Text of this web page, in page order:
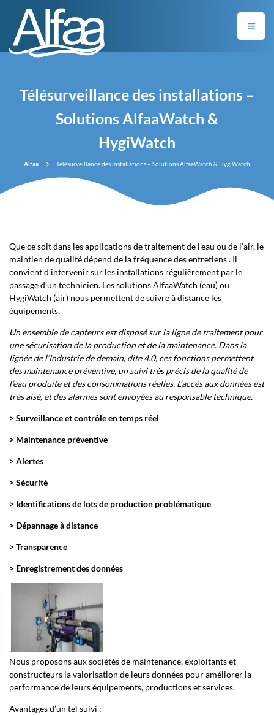
Télésurveillance des installations –
Solutions AlfaaWatch &
HygiWatch
Alfaa Télésurveillance des installations – Solutions AlfaaWatch & HygiWatch
Que ce soit dans les applications de traitement de l’eau ou de l’air, le
maintien de qualité dépend de la fréquence des entretiens . Il
convient d’intervenir sur les installations régulièrement par le
passage d’un technicien. Les solutions AlfaaWatch (eau) ou
HygiWatch (air) nous permettent de suivre à distance les
équipements.
Un ensemble de capteurs est disposé sur la ligne de traitement pour
une sécurisation de la production et de la maintenance. Dans la
lignée de l’Industrie de demain, dite 4.0, ces fonctions permettent
des maintenance préventive, un suivi très précis de la qualité de
l’eau produite et des consommations réelles. L’accès aux données est
très aisé, et des alarmes sont envoyées au responsable technique.
> Surveillance et contrôle en temps réel
> Maintenance préventive
> Alertes
> Sécurité
> Identifications de lots de production problématique
> Dépannage à distance
> Transparence
> Enregistrement des données
Nous proposons aux sociétés de maintenance, exploitants et
constructeurs la valorisation de leurs données pour améliorer la
performance de leurs équipements, productions et services.
Avantages d’un tel suivi :